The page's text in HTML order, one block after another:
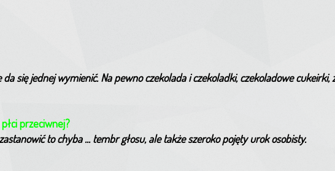
się jednej wymienić. Na pewno czekolada i czekoladki, czekoladowe cukeirki,
przeciwnej?
to chyba ... tembr głosu, ale także szeroko pojęty urok osobisty.